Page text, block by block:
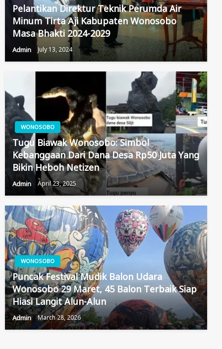
Pelantikan Direktur Teknik Perumda Air
Minum Tirta Aji Kabupaten Wonosobo
Masa Bhakti 2024-2029
Admin July 13, 2024
WONOSOBO
Tugu Biawak Wonosobo: Simbol
Kebanggaan Dari Dana Desa Rp50 Juta Yang
Bikin Heboh Netizen
Admin April 23, 2025
WONOSOBO
Puncak Festival Mudik Balon Udara
Wonosobo 29 Maret, 45 Balon Terbaik Siap
Hiasi Langit Alun-Alun
Admin March 28, 2026